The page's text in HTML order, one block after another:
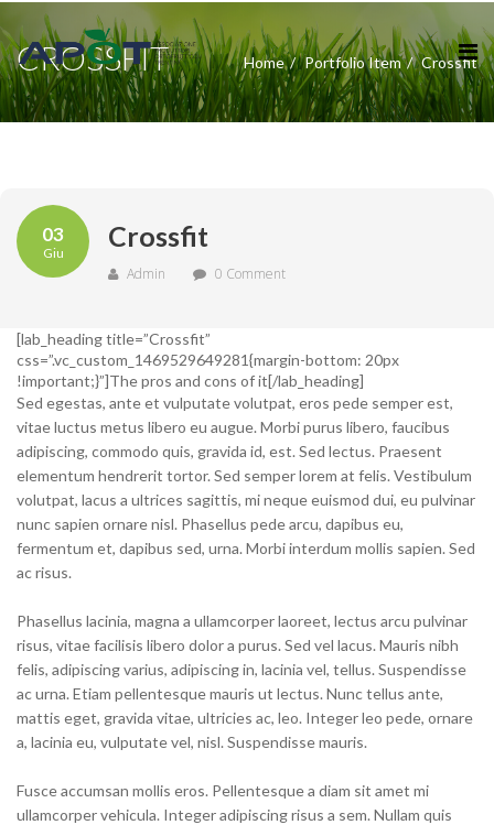
CROSSFIT Home Portfolio Item Crossfit
03
Giu
Crossfit
Admin 0 Comment
[lab_heading title=”Crossfit”
css=”.vc_custom_1469529649281{margin-bottom: 20px
!important;}”]The pros and cons of it[/lab_heading]
Sed egestas, ante et vulputate volutpat, eros pede semper est,
vitae luctus metus libero eu augue. Morbi purus libero, faucibus
adipiscing, commodo quis, gravida id, est. Sed lectus. Praesent
elementum hendrerit tortor. Sed semper lorem at felis. Vestibulum
volutpat, lacus a ultrices sagittis, mi neque euismod dui, eu pulvinar
nunc sapien ornare nisl. Phasellus pede arcu, dapibus eu,
fermentum et, dapibus sed, urna. Morbi interdum mollis sapien. Sed
ac risus.
Phasellus lacinia, magna a ullamcorper laoreet, lectus arcu pulvinar
risus, vitae facilisis libero dolor a purus. Sed vel lacus. Mauris nibh
felis, adipiscing varius, adipiscing in, lacinia vel, tellus. Suspendisse
ac urna. Etiam pellentesque mauris ut lectus. Nunc tellus ante,
mattis eget, gravida vitae, ultricies ac, leo. Integer leo pede, ornare
a, lacinia eu, vulputate vel, nisl. Suspendisse mauris.
Fusce accumsan mollis eros. Pellentesque a diam sit amet mi
ullamcorper vehicula. Integer adipiscing risus a sem. Nullam quis